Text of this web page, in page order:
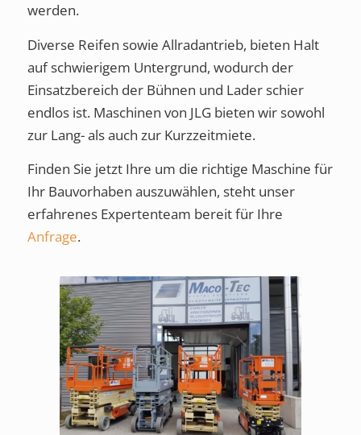
werden.
Diverse Reifen sowie Allradantrieb, bieten Halt
auf schwierigem Untergrund, wodurch der
Einsatzbereich der Bühnen und Lader schier
endlos ist. Maschinen von JLG bieten wir sowohl
zur Lang- als auch zur Kurzzeitmiete.
Finden Sie jetzt Ihre um die richtige Maschine für
Ihr Bauvorhaben auszuwählen, steht unser
erfahrenes Expertenteam bereit für Ihre
Anfrage.